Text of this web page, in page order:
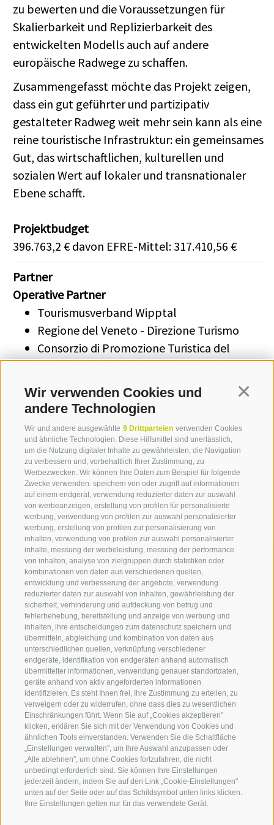
Wir verwenden Cookies und
andere Technologien
Wir und andere ausgewählte 9 Drittparteien verwenden Cookies
und ähnliche Technologien. Diese Hilfsmittel sind unerlässlich,
um die Nutzung digitaler Inhalte zu gewährleisten, die Navigation
zu verbessern und, vorbehaltlich Ihrer Zustimmung, zu
Werbezwecken. Wir können Ihre Daten zum Beispiel für folgende
Zwecke verwenden: speichern von oder zugriff auf informationen
auf einem endgerät, verwendung reduzierter daten zur auswahl
von werbeanzeigen, erstellung von profilen für personalisierte
werbung, verwendung von profilen zur auswahl personalisierter
werbung, erstellung von profilen zur personalisierung von
inhalten, verwendung von profilen zur auswahl personalisierter
inhalte, messung der werbeleistung, messung der performance
von inhalten, analyse von zielgruppen durch statistiken oder
kombinationen von daten aus verschiedenen quellen,
entwicklung und verbesserung der angebote, verwendung
reduzierter daten zur auswahl von inhalten, gewährleistung der
sicherheit, verhinderung und aufdeckung von betrug und
fehlerbehebung, bereitstellung und anzeige von werbung und
inhalten, ihre entscheidungen zum datenschutz speichern und
übermitteln, abgleichung und kombination von daten aus
unterschiedlichen quellen, verknüpfung verschiedener
endgeräte, identifikation von endgeräten anhand automatisch
übermittelter informationen, verwendung genauer standortdaten,
geräte anhand von aktiv angeforderten informationen
identifizieren. Es steht Ihnen frei, Ihre Zustimmung zu erteilen, zu
verweigern oder zu widerrufen, ohne dass dies zu wesentlichen
Einschränkungen führt. Wenn Sie auf „Cookies akzeptieren"
klicken, erklären Sie sich mit der Verwendung von Cookies und
ähnlichen Tools einverstanden. Verwenden Sie die Schaltfläche
„Einstellungen verwalten", um Ihre Auswahl anzupassen oder
„Alle ablehnen", um ohne Cookies fortzufahren, die nicht
unbedingt erforderlich sind. Sie können Ihre Einstellungen
jederzeit ändern, indem Sie auf den Link „Cookie-Einstellungen"
unten auf der Seite oder auf das Schildsymbol unten links klicken.
Ihre Einstellungen gelten nur für das verwendete Gerät.
zu bewerten und die Voraussetzungen für
Skalierbarkeit und Replizierbarkeit des
entwickelten Modells auch auf andere
europäische Radwege zu schaffen.
Zusammengefasst möchte das Projekt zeigen,
dass ein gut geführter und partizipativ
gestalteter Radweg weit mehr sein kann als eine
reine touristische Infrastruktur: ein gemeinsames
Gut, das wirtschaftlichen, kulturellen und
sozialen Wert auf lokaler und transnationaler
Ebene schafft.
Projektbudget
396.763,2 € davon EFRE-Mittel: 317.410,56 €
Partner
Operative Partner
Tourismusverband Wipptal
Regione del Veneto - Direzione Turismo
Consorzio di Promozione Turistica del
Tarvisiano, di Sella Nevea e di passo
Pramollo
Assoziierte Partner
SalzburgerLand Tourismus GmbH
Kärnten Werbung Marketing &
Innovationsmanagement GmbH
Tourismusverband Innsbruck
Tourismusverband Region Hall-Wattens
Kontaktieren Sie uns
IDM Südtirol - Alto Adige
+39 0471 094 000
info[at]idm-suedtirol.com
idm[at]pec.idm-suedtirol.com
SCHREIBEN SIE UNS!
HIER FINDEN SIE UNS